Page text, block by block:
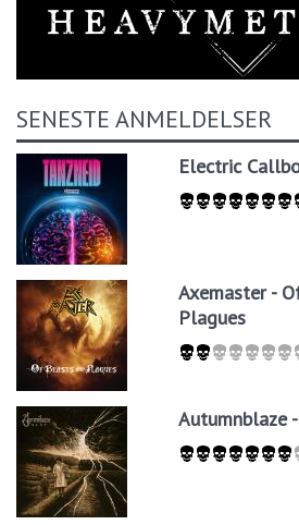
SENESTE ANMELDELSER
Electric
Axemaster -
Plagues
Autumnblaze